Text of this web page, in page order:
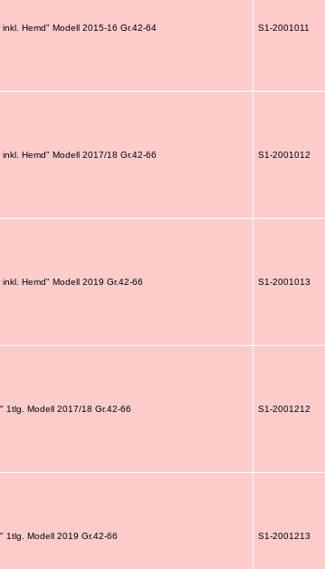
Hemd" Modell 2015-16 Gr.42-64
S1-2001011
Hemd" Modell 2017/18 Gr.42-66
S1-2001012
Hemd" Modell 2019 Gr.42-66
S1-2001013
1tlg. Modell 2017/18 Gr.42-66
S1-2001212
1tlg. Modell 2019 Gr.42-66
S1-2001213